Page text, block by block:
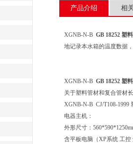
产品介绍 相
XGNB-N-B GB 18252 塑
地记录本水箱的温度数据
XGNB-N-B GB 18252 塑
关于塑料管材和复合管材
XGNB-N-B CJ/T108-1999
电器主机：
外形尺寸：
含平板电脑（XP系统 工